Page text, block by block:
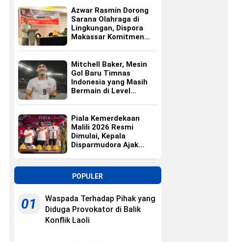
Azwar Rasmin Dorong
Sarana Olahraga di
Lingkungan, Dispora
Makassar Komitmen
Mitchell Baker, Mesin
Gol Baru Timnas
Indonesia yang Masih
Bermain di Level
Piala Kemerdekaan
Malili 2026 Resmi
Dimulai, Kepala
Disparmudora Ajak
POPULER
01
Waspada Terhadap Pihak yang
Diduga Provokator di Balik
Konflik Laoli